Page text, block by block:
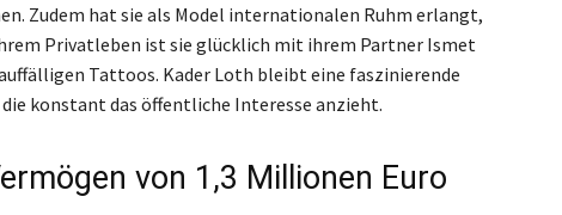
Zudem hat sie als Model internationalen Ruhm erlangt,
Privatleben ist sie glücklich mit ihrem Partner Ismet
Tattoos. Kader Loth bleibt eine faszinierende
konstant das öffentliche Interesse anzieht.
von 1,3 Millionen Euro